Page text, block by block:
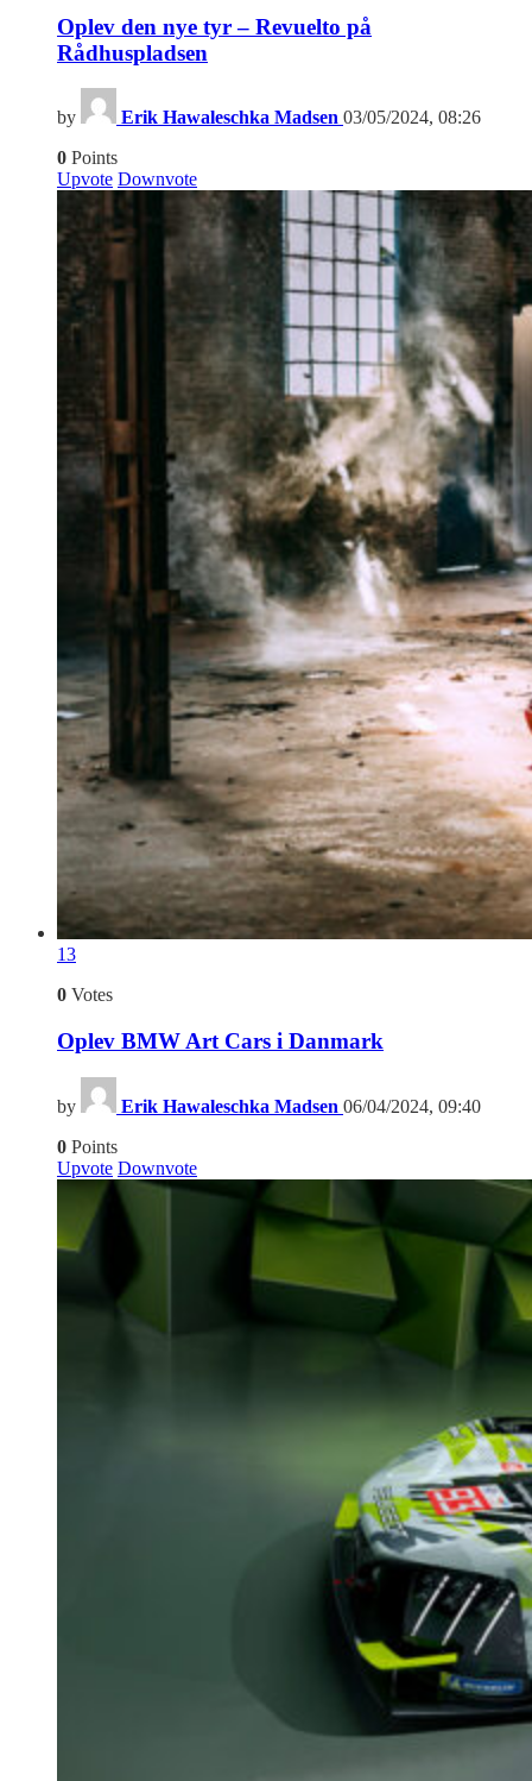
Oplev den nye tyr – Revuelto på
Rådhuspladsen
by Erik Hawaleschka Madsen 03/05/2024, 08:26
0 Points
Upvote Downvote
13
0 Votes
Oplev BMW Art Cars i Danmark
by Erik Hawaleschka Madsen 06/04/2024, 09:40
0 Points
Upvote Downvote